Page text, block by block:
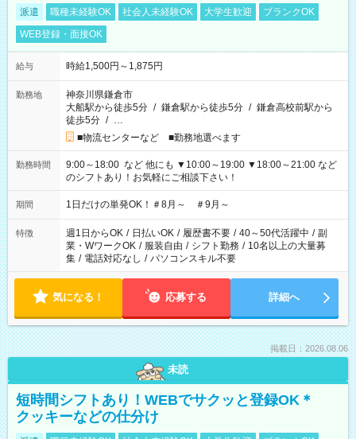
派遣 職種未経験OK 社会人未経験OK 大学生歓迎
ブランクOK
WEB登録・面接OK
給与 時給1,500円～1,875円
勤務地
神奈川県鎌倉市
大船駅から徒歩5分 / 鎌倉駅から徒歩5分 / 鎌倉高校前駅から
徒歩5分 / …
■物流センターなど ■勤務地選べます
勤務時間
9:00～18:00 など 他にも ▼10:00～19:00 ▼18:00～21:00 など
のシフトあり！お気軽にご相談下さい！
期間 1日だけの単発OK！＃8月～ ＃9月～
特徴 週1日からOK / 日払いOK / 履歴書不要 / 40～50代活躍中 / 副
業・WワークOK / 服装自由 / シフト勤務 / 10名以上の大量募
集 / 電話対応なし / パソコンスキル不要
気になる！ 応募する 詳細へ
掲載日：2026.08.06
未読
短時間シフトあり！WEBでサクッと登録OK＊
クッキーなどの仕分け